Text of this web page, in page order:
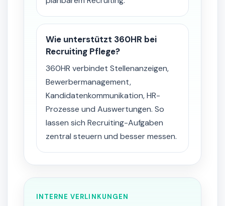
Wie unterstützt 360HR bei
Recruiting Pflege?
360HR verbindet Stellenanzeigen,
Bewerbermanagement,
Kandidatenkommunikation, HR-
Prozesse und Auswertungen. So
lassen sich Recruiting-Aufgaben
zentral steuern und besser messen.
INTERNE VERLINKUNGEN